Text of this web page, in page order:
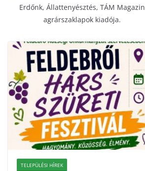
Erdőnk, Állattenyésztés, TÁM Magazin
agrárszaklapok kiadója.
TELEPÜLÉSI HÍREK